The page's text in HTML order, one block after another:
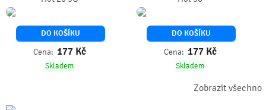
DO KOŠÍKU
Cena: 177 Kč
Skladem
DO KOŠÍKU
Cena: 177 Kč
Skladem
Zobrazit všechno